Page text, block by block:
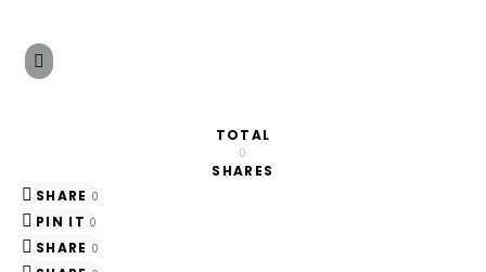
TOTAL
0
SHARES
SHARE 0
PIN IT 0
SHARE 0